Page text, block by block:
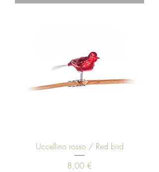
Uccellino rosso / Red bird
Prezzo
8,00 €